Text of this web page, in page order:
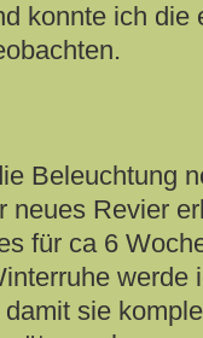
konnte ich die
Beleuchtung
neues Revier
für ca 6
werde
sie